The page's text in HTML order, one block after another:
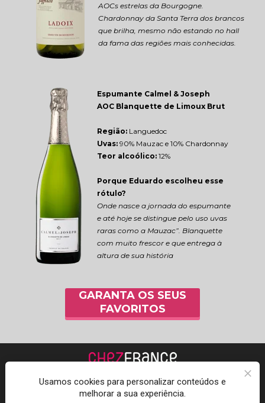
AOCs estrelas da Bourgogne.
Chardonnay da Santa Terra dos brancos
que brilha, mesmo não estando no hall
da fama das regiões mais conhecidas.
Espumante Calmel & Joseph
AOC Blanquette de Limoux Brut
Região: Languedoc
Uvas: 90% Mauzac e 10% Chardonnay
Teor alcoólico: 12%
Porque Eduardo escolheu esse
rótulo?
Onde nasce a jornada do espumante
e até hoje se distingue pelo uso uvas
raras como a Mauzac”. Blanquette
com muito frescor e que entrega à
altura de sua história
GARANTA OS SEUS
FAVORITOS
Usamos cookies para personalizar conteúdos e
melhorar a sua experiência.